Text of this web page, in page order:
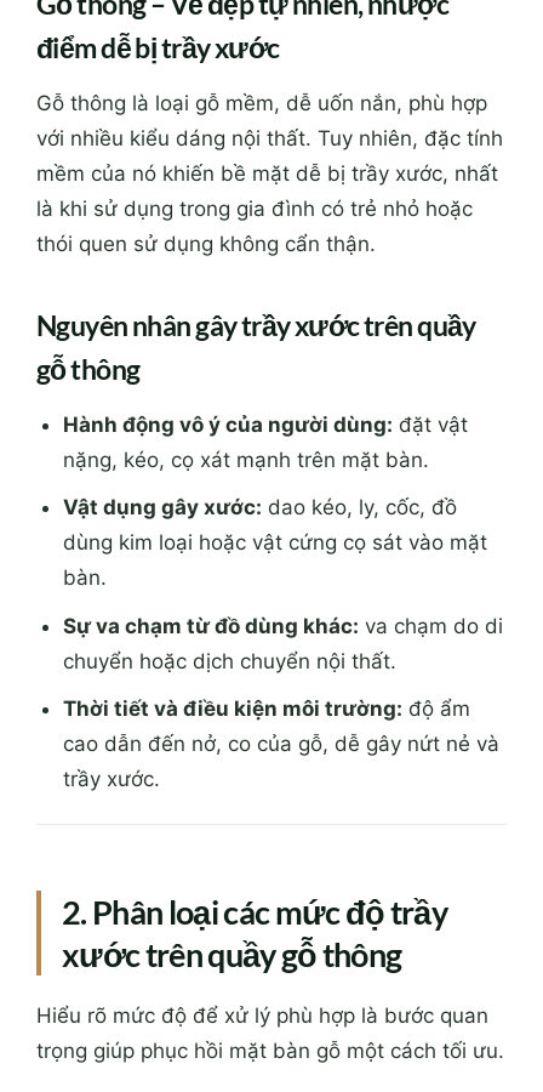
điểm dễ bị trầy xước
Gỗ thông là loại gỗ mềm, dễ uốn nắn, phù hợp
với nhiều kiểu dáng nội thất. Tuy nhiên, đặc tính
mềm của nó khiến bề mặt dễ bị trầy xước, nhất
là khi sử dụng trong gia đình có trẻ nhỏ hoặc
thói quen sử dụng không cẩn thận.
Nguyên nhân gây trầy xước trên quầy
gỗ thông
Hành động vô ý của người dùng: đặt vật
nặng, kéo, cọ xát mạnh trên mặt bàn.
Vật dụng gây xước: dao kéo, ly, cốc, đồ
dùng kim loại hoặc vật cứng cọ sát vào mặt
bàn.
Sự va chạm từ đồ dùng khác: va chạm do di
chuyển hoặc dịch chuyển nội thất.
Thời tiết và điều kiện môi trường: độ ẩm
cao dẫn đến nở, co của gỗ, dễ gây nứt nẻ và
trầy xước.
2. Phân loại các mức độ trầy
xước trên quầy gỗ thông
Hiểu rõ mức độ để xử lý phù hợp là bước quan
trọng giúp phục hồi mặt bàn gỗ một cách tối ưu.